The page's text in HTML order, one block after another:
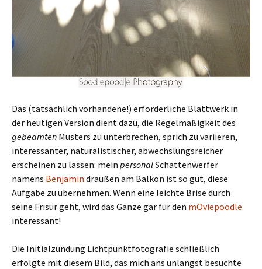
Das (tatsächlich vorhandene!) erforderliche Blattwerk in
der heutigen Version dient dazu, die Regelmäßigkeit des
gebeamten Musters zu unterbrechen, sprich zu variieren,
interessanter, naturalistischer, abwechslungsreicher
erscheinen zu lassen: mein personalSchattenwerfer
namens Benjamin draußen am Balkon ist so gut, diese
Aufgabe zu übernehmen. Wenn eine leichte Brise durch
seine Frisur geht, wird das Ganze gar für den mOviepoodle
interessant!
Die Initialzündung Lichtpunktfotografie schließlich
erfolgte mit diesem Bild, das mich ans unlängst besuchte